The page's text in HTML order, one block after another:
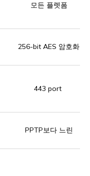
모든 플렛폼
256-bit AES 암호화
443 port
PPTP보다 느린